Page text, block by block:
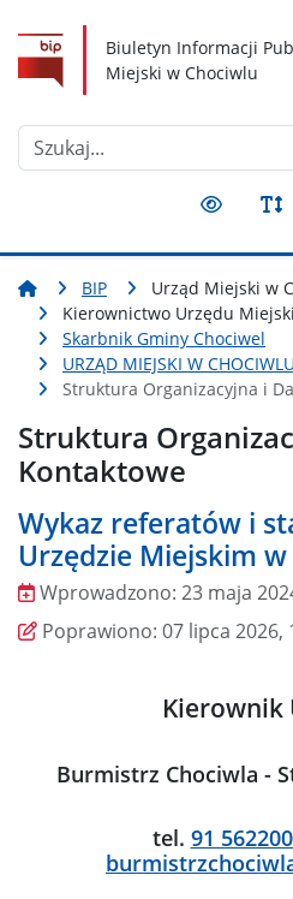
Biuletyn Informacji
Miejski w Chociwlu
Szukaj
BIP
Urząd Miejski w
Kierownictwo Urzędu
Skarbnik Gminy Chociwel
URZĄD MIEJSKI W CHOCIWLU
Struktura Organizacyjna i
Struktura
Kontaktowe
Wykaz referatów i
Urzędzie Miejskim
Wprowadzono
Wprowadzono: 23 maja
Poprawiono
Poprawiono: 07 lipca 2026,
Kierownik
Burmistrz Chociwla -
tel. 91